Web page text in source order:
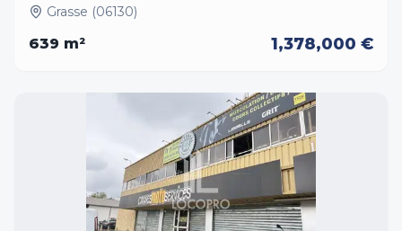
Grasse (06130)
639 m² 1,378,000 €